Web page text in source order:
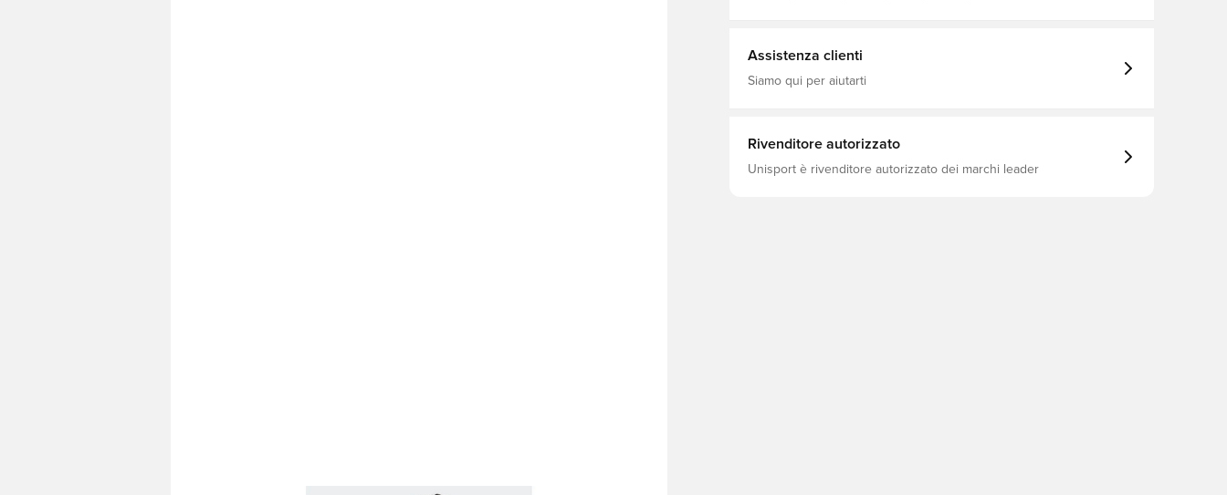
Assistenza clienti
Siamo qui per aiutarti
Rivenditore autorizzato
Unisport è rivenditore autorizzato dei marchi leader